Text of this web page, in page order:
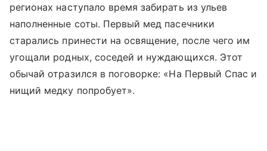
регионах наступало время забирать из ульев
наполненные соты. Первый мед пасечники
старались принести на освящение, после чего им
угощали родных, соседей и нуждающихся. Этот
обычай отразился в поговорке: «На Первый Спас и
нищий медку попробует».